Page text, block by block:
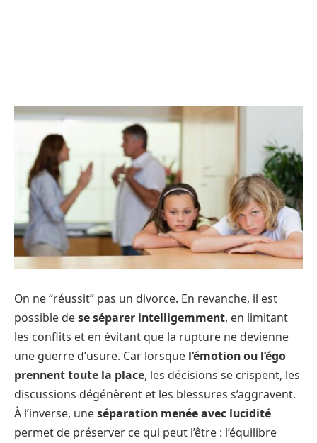
On ne “réussit” pas un divorce. En revanche, il est
possible dese séparer intelligemment, en limitant
les conflits et en évitant que la rupture ne devienne
une guerre d’usure. Car lorsque l’émotion ou l’égo
prennent toute la place, les décisions se crispent, les
discussions dégénèrent et les blessures s’aggravent.
À l’inverse, uneséparation menée avec lucidité
permet de préserver ce qui peut l’être : l’équilibre